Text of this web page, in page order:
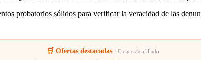
probatorios sólidos para verificar la veracidad de las
🛒 Ofertas destacadas · Enlace de afiliado